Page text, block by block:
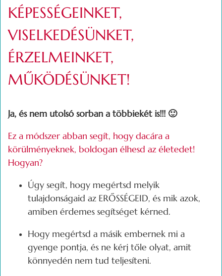
KÉPESSÉGEINKET,
VISELKEDÉSÜNKET,
ÉRZELMEINKET,
MŰKÖDÉSÜNKET!
Ja, és nem utolsó sorban a többiekét is!!! 🙂
Ez a módszer abban segít, hogy dacára a
körülményeknek, boldogan élhesd az életedet!
Hogyan?
Úgy segít, hogy megértsd melyik
tulajdonságaid az ERŐSSÉGEID, és mik azok,
amiben érdemes segítséget kérned.
Hogy megértsd a másik embernek mi a
gyenge pontja, és ne kérj tőle olyat, amit
könnyedén nem tud teljesíteni.